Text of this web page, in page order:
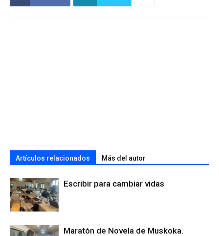
Artículos relacionados Más del autor
Escribir para cambiar vidas
Maratón de Novela de Muskoka.